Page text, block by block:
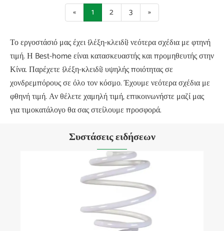
« 1 2 3 »
Το εργοστάσιό μας έχει {λέξη-κλειδί} νεότερα σχέδια με φτηνή
τιμή. Η Best-home είναι κατασκευαστής και προμηθευτής στην
Κίνα. Παρέχετε {λέξη-κλειδί} υψηλής ποιότητας σε
χονδρεμπόρους σε όλο τον κόσμο. Έχουμε νεότερα σχέδια με
φθηνή τιμή. Αν θέλετε χαμηλή τιμή, επικοινωνήστε μαζί μας
για τιμοκατάλογο θα σας στείλουμε προσφορά.
Συστάσεις ειδήσεων